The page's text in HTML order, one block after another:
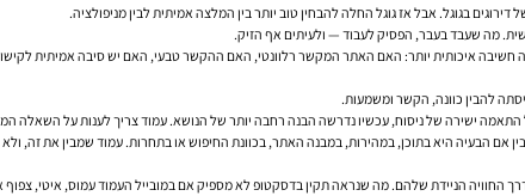
מה שעבד בעבר, הפסיק לעבוד — ולעיתים אף הזיק.
חשיבה איכותית יותר: האם האתר המקשר רלוונטי, האם ההקשר טבעי, האם יש סיבה אמיתית
ישירה של ניסוח, עכשיו נדרשה הבנה רחבה יותר של הנושא. עמוד צריך לענות על השאלה
הבעיה היא בתוכן, במהירות, במבנה האתר, בכוונת החיפוש או בתחרות. עמוד שמבין את זה, ולא